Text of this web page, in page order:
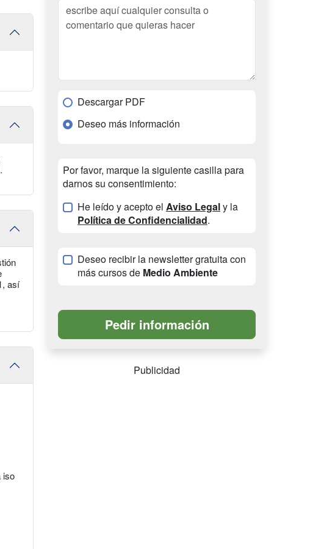
así
iso
Descargar PDF
Deseo más información
Por favor, marque la siguiente casilla para
darnos su consentimiento:
He leído y acepto el Aviso Legaly la
Política de Confidencialidad.
Deseo recibir la newsletter gratuita con
más cursos de Medio Ambiente
Publicidad